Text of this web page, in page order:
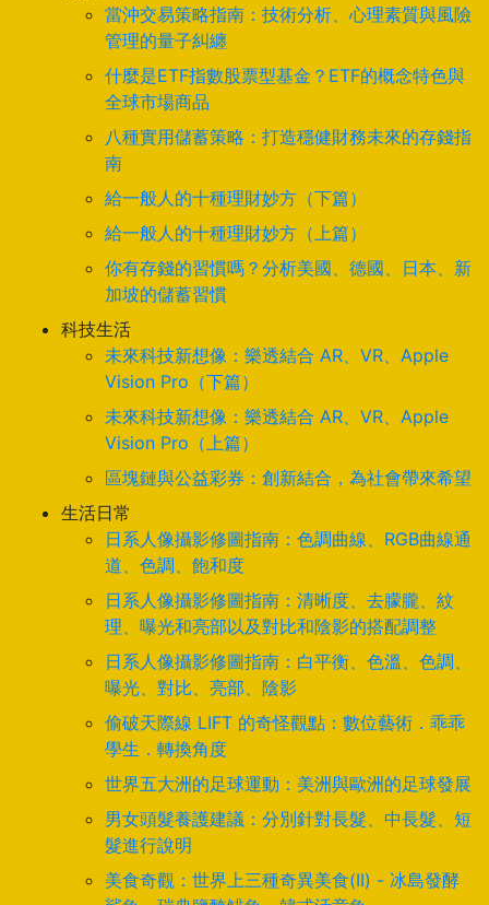
當沖交易策略指南：技術分析、心理素質與風險
管理的量子糾纏
什麼是ETF指數股票型基金？ETF的概念特色與
全球市場商品
八種實用儲蓄策略：打造穩健財務未來的存錢指
南
給一般人的十種理財妙方（下篇）
給一般人的十種理財妙方（上篇）
你有存錢的習慣嗎？分析美國、德國、日本、新
加坡的儲蓄習慣
科技生活
未來科技新想像：樂透結合 AR、VR、Apple
Vision Pro（下篇）
未來科技新想像：樂透結合 AR、VR、Apple
Vision Pro（上篇）
區塊鏈與公益彩券：創新結合，為社會帶來希望
生活日常
日系人像攝影修圖指南：色調曲線、RGB曲線通
道、色調、飽和度
日系人像攝影修圖指南：清晰度、去朦朧、紋
理、曝光和亮部以及對比和陰影的搭配調整
日系人像攝影修圖指南：白平衡、色溫、色調、
曝光、對比、亮部、陰影
偷破天際線 LIFT 的奇怪觀點：數位藝術．乖乖
學生．轉換角度
世界五大洲的足球運動：美洲與歐洲的足球發展
男女頭髮養護建議：分別針對長髮、中長髮、短
髮進行說明
美食奇觀：世界上三種奇異美食(II) - 冰島發酵